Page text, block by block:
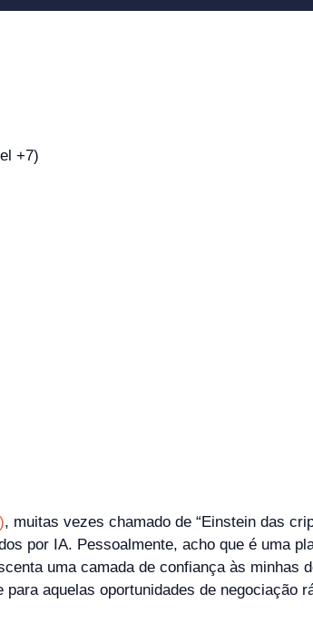
, muitas vezes chamado de “Einstein das
por IA. Pessoalmente, acho que é uma
uma camada de confiança às
aquelas oportunidades de negociação